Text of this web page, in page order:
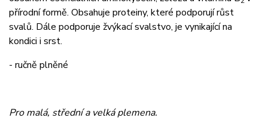
přírodní formě. Obsahuje proteiny, které podporují růst
svalů. Dále podporuje žvýkací svalstvo, je vynikající na
kondici i srst.
- ručně plněné
Pro malá, střední a velká plemena.